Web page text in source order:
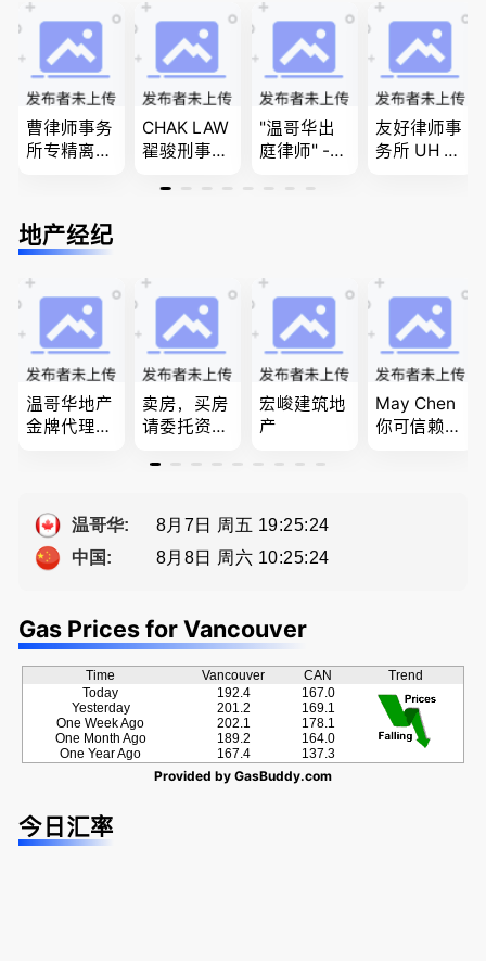
商业移民，
名校申请
移民签证
、翻译和海
牙认证
问题
曹律师事务
所专精离
经济纠纷，
財產分割，
买卖
CHAK LAW
翟骏刑事交
刑事辩护/
"温哥华出
庭律师" -
务所 - 劳动
纠纷，审判
友好律师事
务所 UH LA
姻家庭、遗
嘱遗产
地产经纪
温哥华地产
金牌代理经
恳的朋友
卖房，买房
请委托资深
Summer Sh
评
宏峻建筑地
产
May Chen
你可信赖的
温哥华:
8月7日 周五 19:25:24
中国:
8月8日 周六 10:25:24
Gas Prices for Vancouver
Time Vancouver CAN
Trend
Today
Yesterday
One Week Ago
One Month Ago
One Year Ago
192.4
201.2
202.1
189.2
167.4
167.0
169.1
178.1
164.0
137.3
Provided by GasBuddy.com
今日汇率